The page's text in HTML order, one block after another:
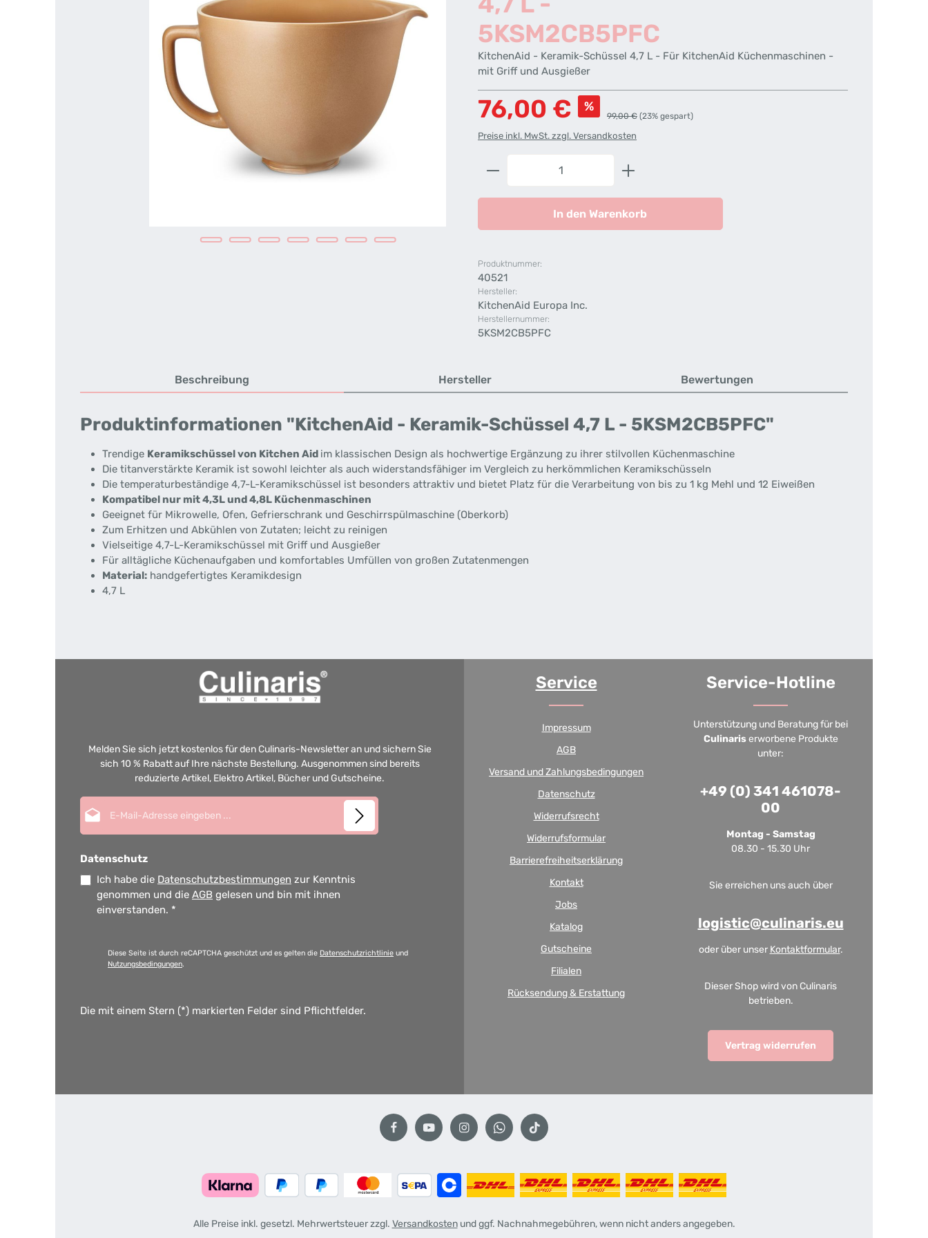
5KSM2CB5PFC
KitchenAid - Keramik-Schüssel 4,7 L - Für KitchenAid Küchenmaschinen -
mit Griff und Ausgießer
Verkaufspreis:
76,00 € %
Regulärer Preis:
99,00 € (23% gespart)
Preise inkl. MwSt. zzgl. Versandkosten
Produkt Anzahl: Gib den gewünschten Wert ein oder
In den Warenkorb
Produktnummer:
40521
Hersteller:
KitchenAid Europa Inc.
Herstellernummer:
5KSM2CB5PFC
Beschreibung Hersteller Bewertungen
Produktinformationen "KitchenAid - Keramik-Schüssel 4,7 L - 5KSM2CB5PFC"
Trendige Keramikschüssel von Kitchen Aid im klassischen Design als hochwertige Ergänzung zu ihrer stilvollen Küchenmaschine
Die titanverstärkte Keramik ist sowohl leichter als auch widerstandsfähiger im Vergleich zu herkömmlichen Keramikschüsseln
Die temperaturbeständige 4,7-L-Keramikschüssel ist besonders attraktiv und bietet Platz für die Verarbeitung von bis zu 1 kg Mehl und 12 Eiweißen
Kompatibel nur mit 4,3L und 4,8L Küchenmaschinen
Geeignet für Mikrowelle, Ofen, Gefrierschrank und Geschirrspülmaschine (Oberkorb)
Zum Erhitzen und Abkühlen von Zutaten; leicht zu reinigen
Vielseitige 4,7-L-Keramikschüssel mit Griff und Ausgießer
Für alltägliche Küchenaufgaben und komfortables Umfüllen von großen Zutatenmengen
Material: handgefertigtes Keramikdesign
4,7 L
Melden Sie sich jetzt kostenlos für den Culinaris-Newsletter an und sichern Sie
sich 10 % Rabatt auf Ihre nächste Bestellung. Ausgenommen sind bereits
reduzierte Artikel, Elektro Artikel, Bücher und Gutscheine.
Datenschutz
Ich habe die Datenschutzbestimmungen zur Kenntnis
genommen und die AGB gelesen und bin mit ihnen
einverstanden. *
Diese Seite ist durch reCAPTCHA geschützt und es gelten die Datenschutzrichtlinie und
Nutzungsbedingungen.
Die mit einem Stern (*) markierten Felder sind Pflichtfelder.
Service
Impressum
AGB
Versand und Zahlungsbedingungen
Datenschutz
Widerrufsrecht
Widerrufsformular
Barrierefreiheitserklärung
Kontakt
Jobs
Katalog
Gutscheine
Filialen
Rücksendung & Erstattung
Service-Hotline
Unterstützung und Beratung für bei
Culinariserworbene Produkte
unter:
+49 (0) 341 461078-
00
Montag - Samstag
08.30 - 15.30 Uhr
Sie erreichen uns auch über
logistic@culinaris.eu
oder über unser Kontaktformular.
Dieser Shop wird von Culinaris
betrieben.
Vertrag widerrufen
Alle Preise inkl. gesetzl. Mehrwertsteuer zzgl. Versandkostenund ggf. Nachnahmegebühren, wenn nicht anders angegeben.